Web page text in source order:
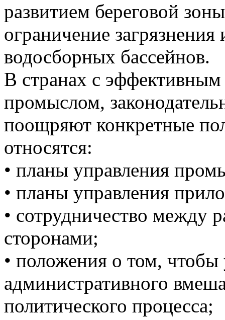
развитием береговой
ограничение
водосборных бассейнов.
В странах с
промыслом,
поощряют конкретные
относятся:
• планы управления
• планы управления
• сотрудничество между
сторонами;
• положения о том,
административного
политического процесса;